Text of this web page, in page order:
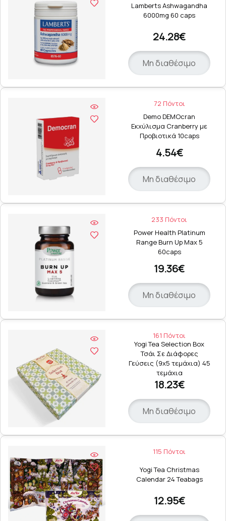
Lamberts Ashwagandha
6000mg 60 caps
24.28€
Μη διαθέσιμο
72 Πόντοι
Demo DEMOcran
Εκχύλισμα Cranberry με
Προβιοτικά 10caps
4.54€
Μη διαθέσιμο
233 Πόντοι
Power Health Platinum
Range Burn Up Max 5
60caps
19.36€
Μη διαθέσιμο
161 Πόντοι
Yogi Tea Selection Box
Τσάι Σε Διάφορες
Γεύσεις (9x5 τεμάχια) 45
τεμάχια
18.23€
Μη διαθέσιμο
115 Πόντοι
Yogi Tea Christmas
Calendar 24 Teabags
12.95€